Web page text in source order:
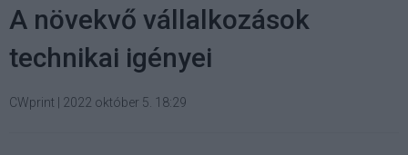
A növekvő vállalkozások
technikai igényei
CWprint 2022 október 5. 18:29